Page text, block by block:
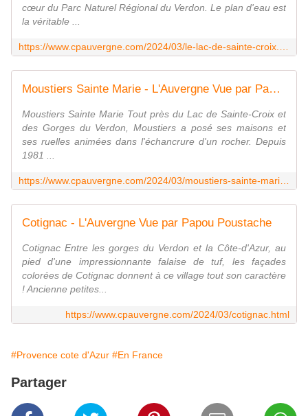
cœur du Parc Naturel Régional du Verdon. Le plan d'eau est
la véritable ...
Moustiers Sainte Marie - L'Auvergne Vue par Papou Poustache
Moustiers Sainte Marie Tout près du Lac de Sainte-Croix et
des Gorges du Verdon, Moustiers a posé ses maisons et
ses ruelles animées dans l'échancrure d'un rocher. Depuis
1981 ...
Cotignac - L'Auvergne Vue par Papou Poustache
Cotignac Entre les gorges du Verdon et la Côte-d'Azur, au
pied d'une impressionnante falaise de tuf, les façades
colorées de Cotignac donnent à ce village tout son caractère
! Ancienne petites...
https://www.cpauvergne.com/2024/03/cotignac.html
#Provence cote d'Azur #En France
Partager